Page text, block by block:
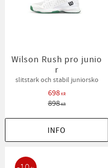
Wilson Rush pro junio
r
slitstark och stabil juniorsko
698KR
898KR
INFO